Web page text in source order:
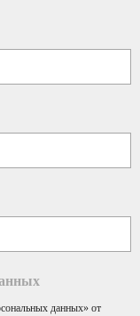
данных» от